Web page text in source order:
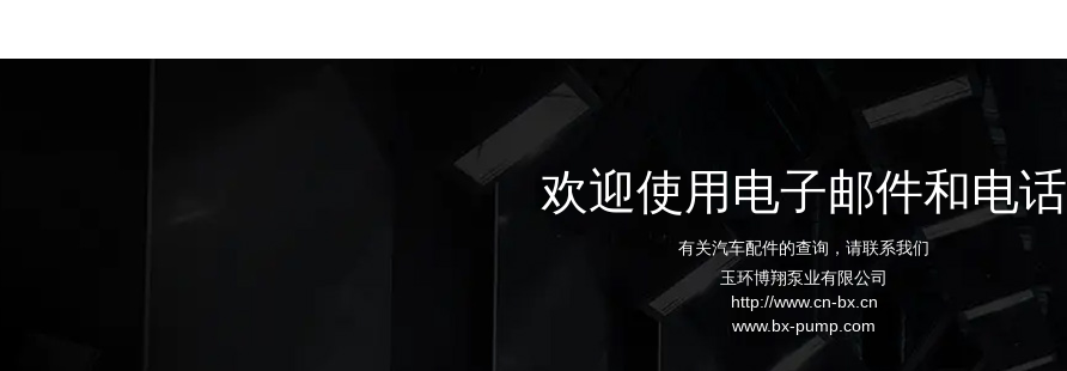
欢迎使用电子邮件和电话
有关汽车配件的查询，请联系我们
玉环博翔泵业有限公司
http://www.cn-bx.cn
www.bx-pump.com